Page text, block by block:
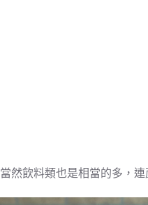
當然飲料類也是相當的多，